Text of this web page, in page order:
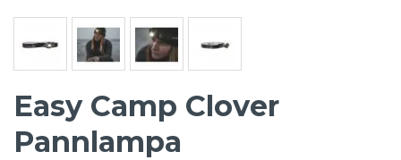
Easy Camp Clover
Pannlampa